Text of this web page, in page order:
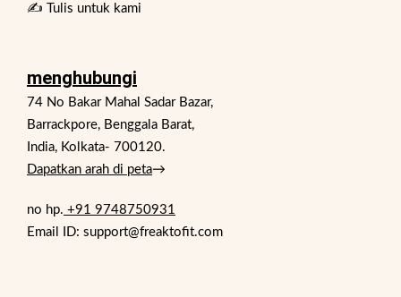
✍️ Tulis untuk kami
menghubungi
74 No Bakar Mahal Sadar Bazar,
Barrackpore, Benggala Barat,
India, Kolkata- 700120.
Dapatkan arah di peta→
no hp. +91 9748750931
Email ID: support@freaktofit.com